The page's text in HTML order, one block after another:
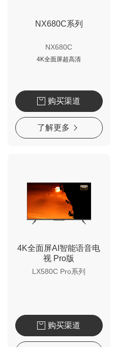
NX680C系列
NX680C
4K全面屏超高清
购买渠道
了解更多
4K全面屏AI智能语音电
视 Pro版
LX580C Pro系列
购买渠道